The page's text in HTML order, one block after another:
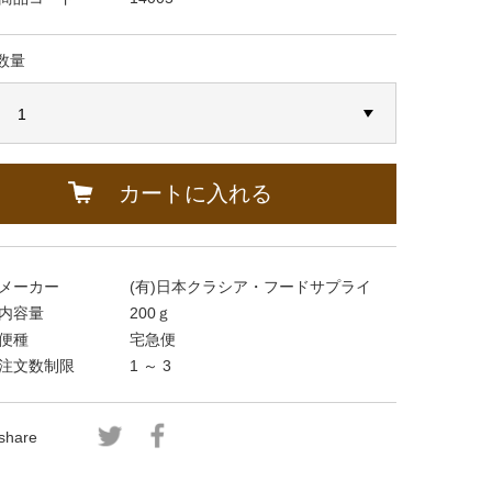
量
カートに入れる
ーカー
(有)日本クラシア・フードサプライ
容量
200ｇ
種
宅急便
文数制限
1 ～ 3